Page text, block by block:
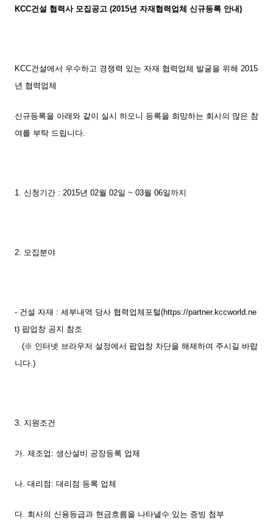
KCC건설 협력사 모집공고 (2015년 자재협력업체 신규등록 안내)
KCC건설에서 우수하고 경쟁력 있는 자재 협력업체 발굴을 위해 2015
년 협력업체
신규등록을 아래와 같이 실시 하오니 등록을 희망하는 회사의 많은 참
여를 부탁 드립니다.
1. 신청기간 : 2015년 02월 02일 ~ 03월 06일까지
2. 모집분야
- 건설 자재 : 세부내역 당사 협력업체포털(https://partner.kccworld.ne
t) 팝업창 공지 참조
(※ 인터넷 브라우저 설정에서 팝업창 차단을 해제하여 주시길 바랍
니다.)
3. 지원조건
가. 제조업: 생산설비 공장등록 업체
나. 대리점: 대리점 등록 업체
다. 회사의 신용등급과 현금흐름을 나타낼수 있는 증빙 첨부